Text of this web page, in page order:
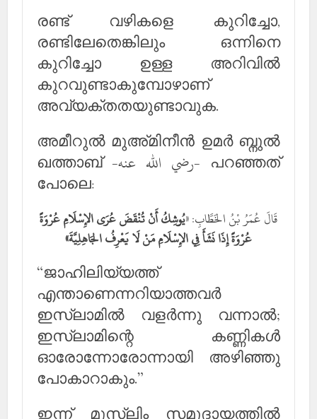
രണ്ട് വഴികളെ കുറിച്ചോ,
രണ്ടിലേതെങ്കിലും ഒന്നിനെ
കുറിച്ചോ ഉള്ള അറിവില്‍
കുറവുണ്ടാകുമ്പോഴാണ്
അവ്യക്തതയുണ്ടാവുക.
അമീറുല്‍ മുഅ്മിനീന്‍ ഉമര്‍ ബ്നുല്‍
ഖത്താബ് -رضي الله عنه- പറഞ്ഞത്
പോലെ:
قَالَ عُمَرُ بْنُ الخَطَّابِ: «يُوشِكُ أَنْ تُنْقَضَ عُرَى الإِسْلَامِ عُرْوَةً
عُرْوَةً إِذَا نَشَأَ فِي الإِسْلَامِ مَنْ لَا يَعْرِفُ الجَاهِلِيَّةَ»
“ജാഹിലിയ്യത്ത്
എന്താണെന്നറിയാത്തവര്‍
ഇസ്‌ലാമില്‍ വളര്‍ന്നു വന്നാല്‍;
ഇസ്‌ലാമിന്റെ കണ്ണികള്‍
ഓരോന്നോരോന്നായി അഴിഞ്ഞു
പോകാറാകും.”